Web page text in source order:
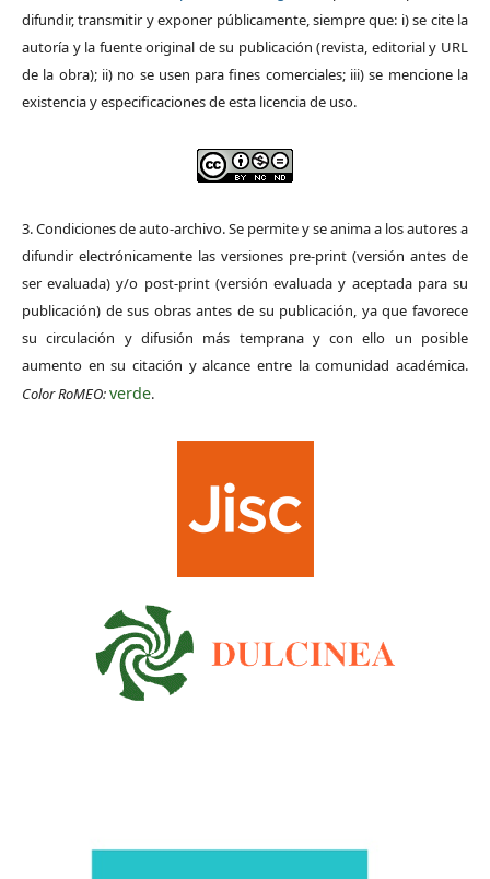
difundir, transmitir y exponer públicamente, siempre que: i) se cite la
autoría y la fuente original de su publicación (revista, editorial y URL
de la obra); ii) no se usen para fines comerciales; iii) se mencione la
existencia y especificaciones de esta licencia de uso.
3. Condiciones de auto-archivo. Se permite y se anima a los autores a
difundir electrónicamente las versiones pre-print (versión antes de
ser evaluada) y/o post-print (versión evaluada y aceptada para su
publicación) de sus obras antes de su publicación, ya que favorece
su circulación y difusión más temprana y con ello un posible
aumento en su citación y alcance entre la comunidad académica.
Color RoMEO:verde.